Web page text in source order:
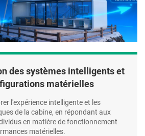
des systèmes intelligents et
matérielles
l'expérience intelligente et les
de la cabine, en répondant aux
en matière de fonctionnement
matérielles.